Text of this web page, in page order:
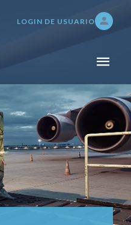
LOGIN DE USUARIO